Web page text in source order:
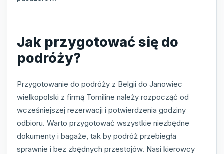
Jak przygotować się do
podróży?
Przygotowanie do podróży z Belgii do Janowiec
wielkopolski z firmą Tomiline należy rozpocząć od
wcześniejszej rezerwacji i potwierdzenia godziny
odbioru. Warto przygotować wszystkie niezbędne
dokumenty i bagaże, tak by podróż przebiegła
sprawnie i bez zbędnych przestojów. Nasi kierowcy